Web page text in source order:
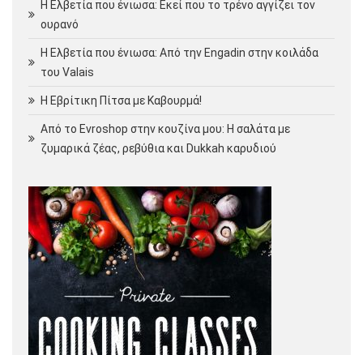
Η Ελβετία που ένιωσα: Εκεί που το τρένο αγγίζει τον
ουρανό
Η Ελβετία που ένιωσα: Από την Engadin στην κοιλάδα
του Valais
Η Εβρίτικη Πίτσα με Καβουρμά!
Από το Evroshop στην κουζίνα μου: Η σαλάτα με
ζυμαρικά ζέας, ρεβύθια και Dukkah καρυδιού